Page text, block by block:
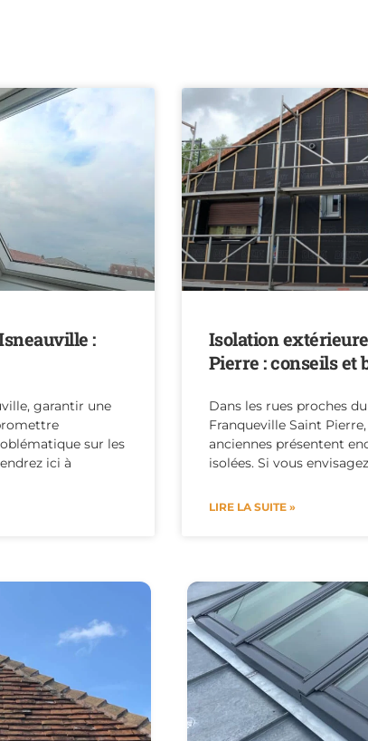
:
garantir une
sur les
ici à
Isolation
Pierre : conseils et
Dans les rues proches
Franqueville Saint
anciennes présentent
isolées. Si vous
LIRE LA SUITE »